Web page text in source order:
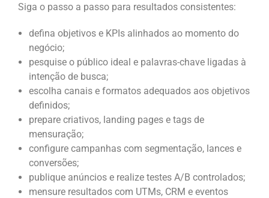
Siga o passo a passo para resultados consistentes:
defina objetivos e KPIs alinhados ao momento do
negócio;
pesquise o público ideal e palavras-chave ligadas à
intenção de busca;
escolha canais e formatos adequados aos objetivos
definidos;
prepare criativos, landing pages e tags de
mensuração;
configure campanhas com segmentação, lances e
conversões;
publique anúncios e realize testes A/B controlados;
mensure resultados com UTMs, CRM e eventos